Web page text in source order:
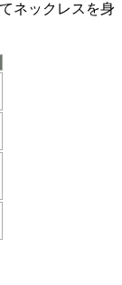
ネックレスを身